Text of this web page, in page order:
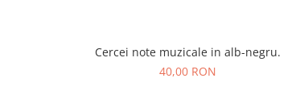
Cercei note muzicale in alb-negru.
40,00 RON